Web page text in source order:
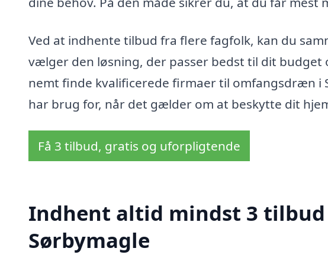
Ved at indhente tilbud fra flere fagfolk, kan du
vælger den løsning, der passer bedst til dit budget
nemt finde kvalificerede firmaer til omfangsdræn i
har brug for, når det gælder om at beskytte dit
Få 3 tilbud, gratis og uforpligtende
Indhent altid mindst 3
Sørbymagle